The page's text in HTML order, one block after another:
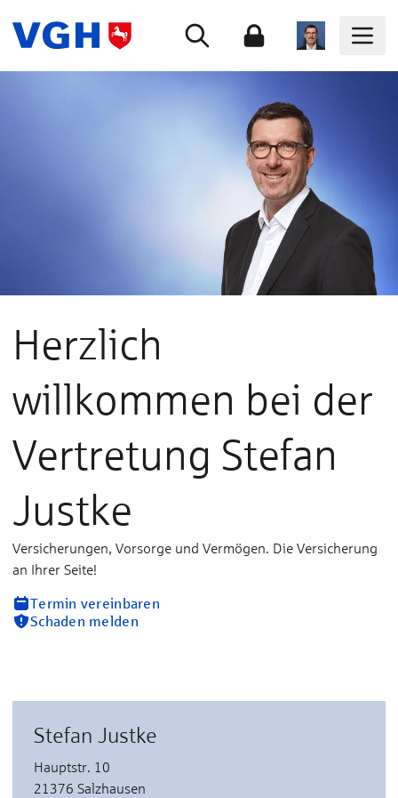
Herzlich
willkommen bei der
Vertretung Stefan
Justke
Versicherungen, Vorsorge und Vermögen. Die Versicherung
an Ihrer Seite!
Termin vereinbaren
Schaden melden
Stefan Justke
Hauptstr. 10
21376 Salzhausen